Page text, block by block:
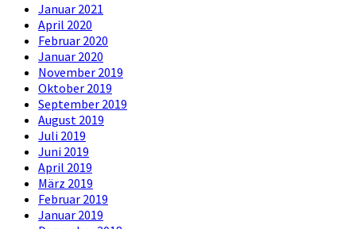
Januar 2021
April 2020
Februar 2020
Januar 2020
November 2019
Oktober 2019
September 2019
August 2019
Juli 2019
Juni 2019
April 2019
März 2019
Februar 2019
Januar 2019